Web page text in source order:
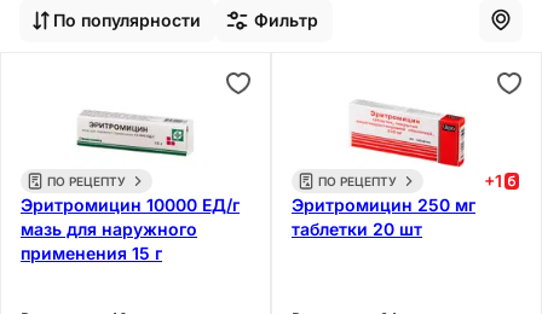
По популярности Фильтр
ПО РЕЦЕПТУ
Эритромицин 10000 ЕД/г
мазь для наружного
применения 15 г
ПО РЕЦЕПТУ +1
Эритромицин 250 мг
таблетки 20 шт